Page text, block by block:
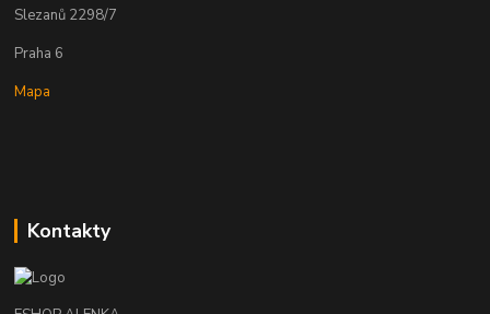
Slezanů 2298/7
Praha 6
Mapa
Kontakty